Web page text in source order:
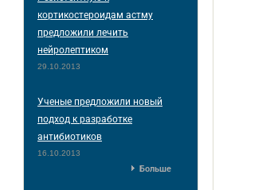
кортикостероидам астму
предложили лечить
нейролептиком
29.10.2013
Ученые предложили новый
подход к разработке
антибиотиков
16.10.2013
Больше